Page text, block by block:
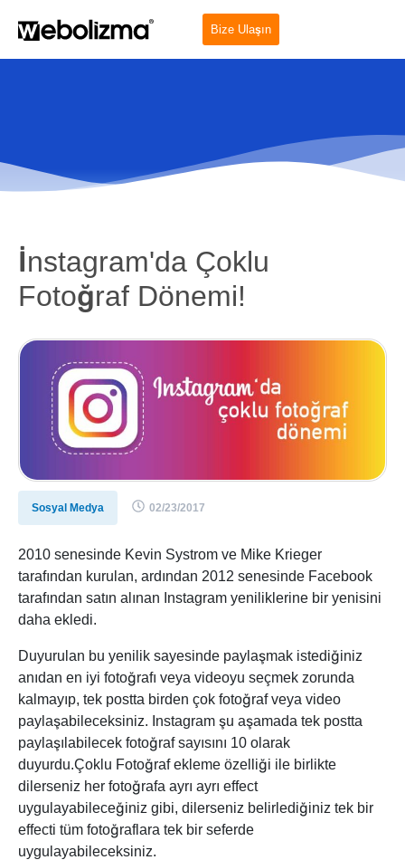
Bize Ulaşın
İnstagram'da Çoklu
Fotoğraf Dönemi!
Sosyal Medya 02/23/2017
2010 senesinde Kevin Systrom ve Mike Krieger
tarafından kurulan, ardından 2012 senesinde Facebook
tarafından satın alınan Instagram yeniliklerine bir yenisini
daha ekledi.
Duyurulan bu yenilik sayesinde paylaşmak istediğiniz
anıdan en iyi fotoğrafı veya videoyu seçmek zorunda
kalmayıp, tek postta birden çok fotoğraf veya video
paylaşabileceksiniz. Instagram şu aşamada tek postta
paylaşılabilecek fotoğraf sayısını 10 olarak
duyurdu.Çoklu Fotoğraf ekleme özelliği ile birlikte
dilerseniz her fotoğrafa ayrı ayrı effect
uygulayabileceğiniz gibi, dilerseniz belirlediğiniz tek bir
effecti tüm fotoğraflara tek bir seferde
uygulayabileceksiniz.